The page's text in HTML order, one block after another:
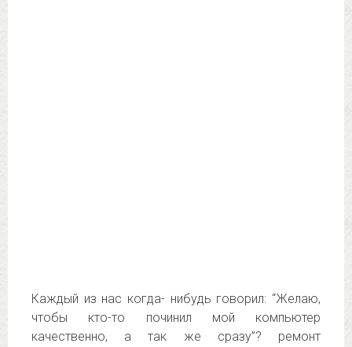
Каждый из нас когда- нибудь говорил: “Желаю,
чтобы кто-то починил мой компьютер
качественно, а так же сразу”? ремонт